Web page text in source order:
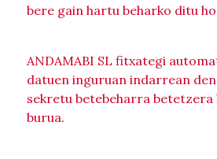
bere gain hartu beharko ditu
ANDAMABI SL fitxategi
datuen inguruan indarrean
sekretu betebeharra betetzera
burua.